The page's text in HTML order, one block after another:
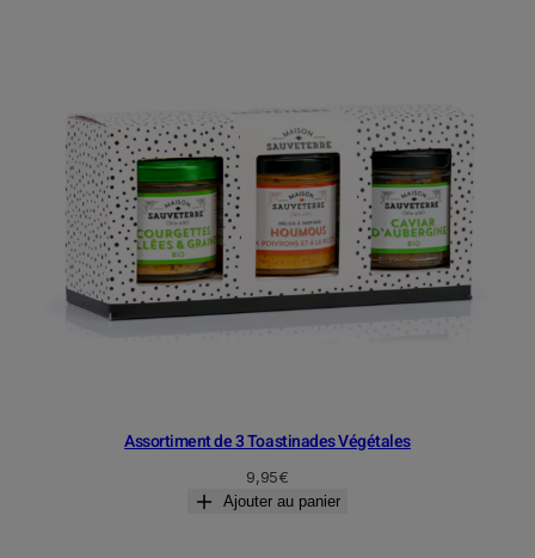
Assortiment de 3 Toastinades Végétales
9,95€
Ajouter au panier